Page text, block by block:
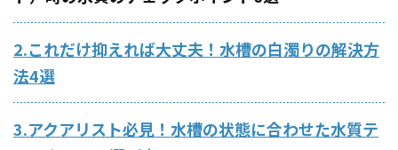
2.これだけ抑えれば大丈夫！水槽の白濁りの解決方
法4選
3.アクアリスト必見！水槽の状態に合わせた水質テ